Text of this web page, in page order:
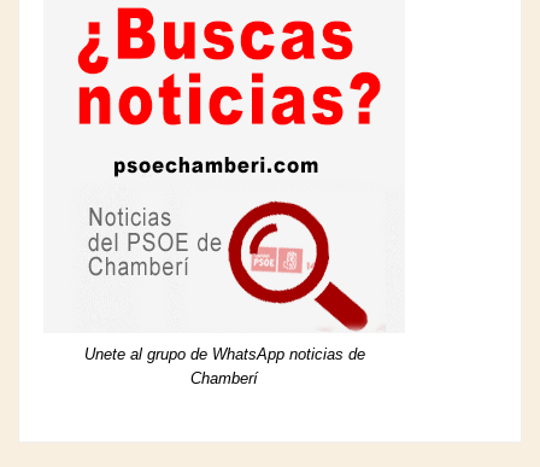
Unete al grupo de WhatsApp noticias de
Chamberí